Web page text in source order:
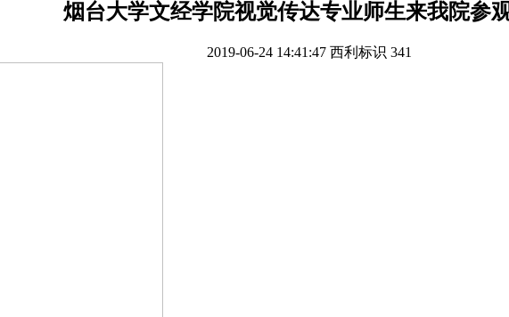
烟台大学文经学院视觉传达专业师生来我院参
2019-06-24 14:41:47 西利标识 341